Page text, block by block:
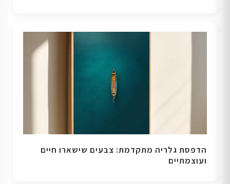
הדפסת גלריה מתקדמת: צבעים שישארו חיים
ועוצמתיים